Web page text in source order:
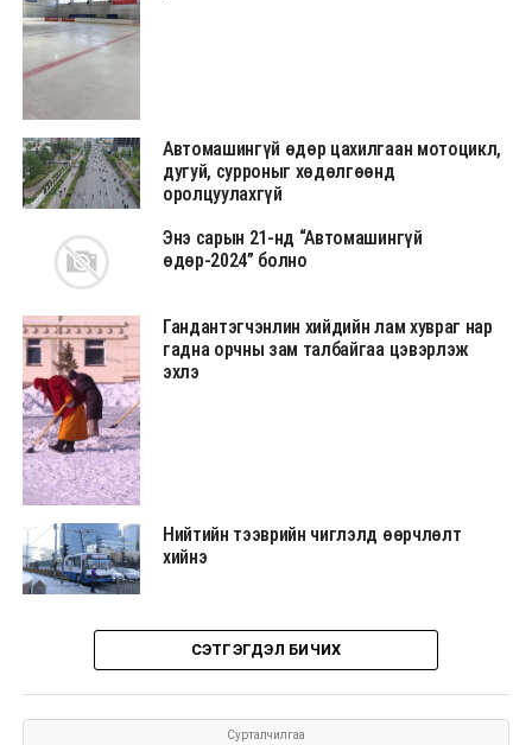
Автомашингүй өдөр цахилгаан мотоцикл,
дугуй, сурроныг хөдөлгөөнд
оролцуулахгүй
Энэ сарын 21-нд “Автомашингүй
өдөр-2024” болно
Гандантэгчэнлин хийдийн лам хувраг нар
гадна орчны зам талбайгаа цэвэрлэж
эхлэ
Нийтийн тээврийн чиглэлд өөрчлөлт
хийнэ
СЭТГЭГДЭЛ БИЧИХ
Сурталчилгаа